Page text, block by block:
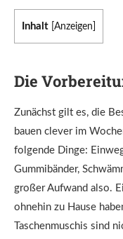
Inhalt Anzeigen
Die
Zunächst gilt es, die
bauen clever im
folgende Dinge:
Gummibänder,
großer Aufwand also.
ohnehin zu Hause
Taschenmuschis sind